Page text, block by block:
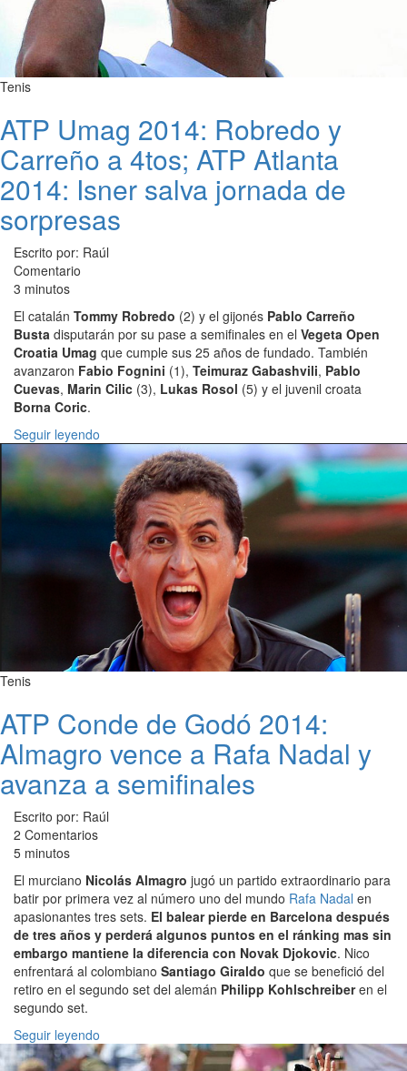
Tenis
ATP Umag 2014: Robredo y
Carreño a 4tos; ATP Atlanta
2014: Isner salva jornada de
sorpresas
Escrito por: Raúl
Comentario
3 minutos
El catalán Tommy Robredo (2) y el gijonés Pablo Carreño
Busta disputarán por su pase a semifinales en el Vegeta Open
Croatia Umag que cumple sus 25 años de fundado. También
avanzaron Fabio Fognini (1), Teimuraz Gabashvili, Pablo
Cuevas, Marin Cilic (3), Lukas Rosol (5) y el juvenil croata
Borna Coric.
Seguir leyendo
Tenis
ATP Conde de Godó 2014:
Almagro vence a Rafa Nadal y
avanza a semifinales
Escrito por: Raúl
2 Comentarios
5 minutos
El murciano Nicolás Almagro jugó un partido extraordinario para
batir por primera vez al número uno del mundo Rafa Nadal en
apasionantes tres sets. El balear pierde en Barcelona después
de tres años y perderá algunos puntos en el ránking mas sin
embargo mantiene la diferencia con Novak Djokovic. Nico
enfrentará al colombiano Santiago Giraldo que se benefició del
retiro en el segundo set del alemán Philipp Kohlschreiberen el
segundo set.
Seguir leyendo